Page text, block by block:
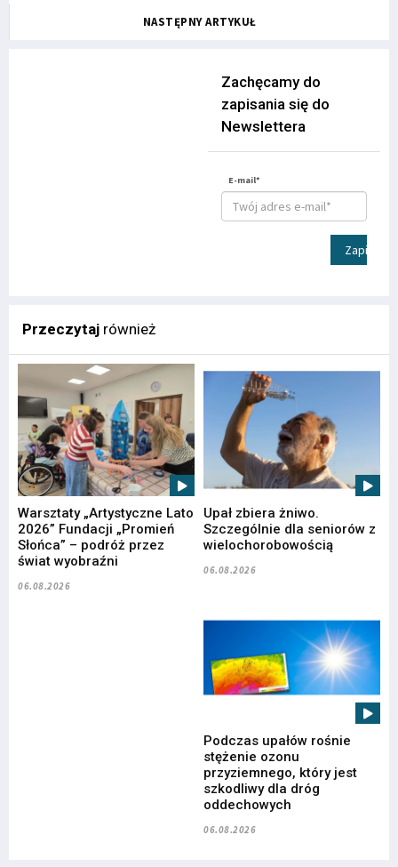
NASTĘPNY ARTYKUŁ
Zachęcamy do
zapisania się do
Newslettera
E-mail*
Zapisz
Przeczytaj również
Warsztaty „Artystyczne Lato
2026” Fundacji „Promień
Słońca” – podróż przez
świat wyobraźni
06.08.2026
Upał zbiera żniwo.
Szczególnie dla seniorów z
wielochorobowością
06.08.2026
Podczas upałów rośnie
stężenie ozonu
przyziemnego, który jest
szkodliwy dla dróg
oddechowych
06.08.2026